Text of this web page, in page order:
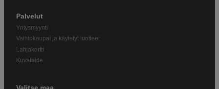
Palvelut
Yritysmyynti
Vaihtokaupat ja käytetyt tuotteet
Lahjakortti
Kuvataide
Valitse maa